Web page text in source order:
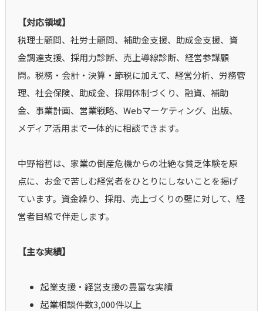
【対応領域】
税理士顧問、社労士顧問、補助金支援、助成金支援、資
金調達支援、採用力診断、売上導線診断、経営参謀顧
問。税務・会計・決算・節税に加えて、経営分析、労務管
理、社会保険、助成金、採用体制づくり、融資、補助
金、事業計画、営業戦略、Webマーケティング、出版、
メディア活用まで一体的に相談できます。
中野裕哲は、家業の倒産危機からの壮絶な貧乏体験を原
点に、お金で苦しむ経営者をひとりにしないことを掲げ
ています。資金繰り、採用、売上づくりの壁に対して、経
営者目線で伴走します。
【主な実績】
起業支援・経営支援の豊富な実績
起業相談件数3,000件以上